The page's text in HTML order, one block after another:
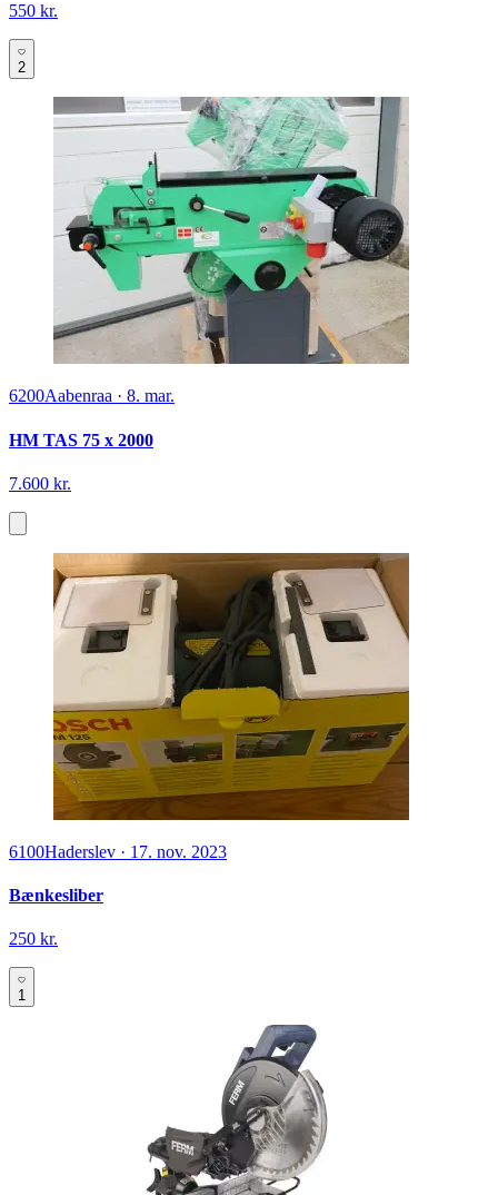
550 kr.
2
6200Aabenraa · 8. mar.
HM TAS 75 x 2000
7.600 kr.
6100Haderslev · 17. nov. 2023
Bænkesliber
250 kr.
1